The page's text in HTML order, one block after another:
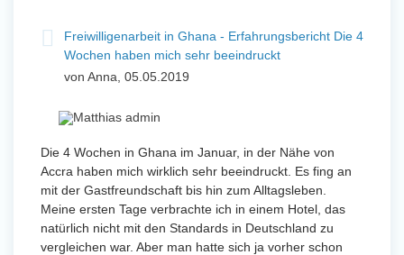
Freiwilligenarbeit in Ghana - Erfahrungsbericht Die 4
Wochen haben mich sehr beeindruckt
von Anna, 05.05.2019
Die 4 Wochen in Ghana im Januar, in der Nähe von
Accra haben mich wirklich sehr beeindruckt. Es fing an
mit der Gastfreundschaft bis hin zum Alltagsleben.
Meine ersten Tage verbrachte ich in einem Hotel, das
natürlich nicht mit den Standards in Deutschland zu
vergleichen war. Aber man hatte sich ja vorher schon